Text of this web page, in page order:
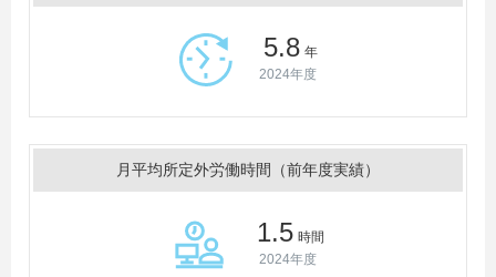
5.8 年
2024年度
月平均所定外労働時間（前年度実績）
1.5 時間
2024年度